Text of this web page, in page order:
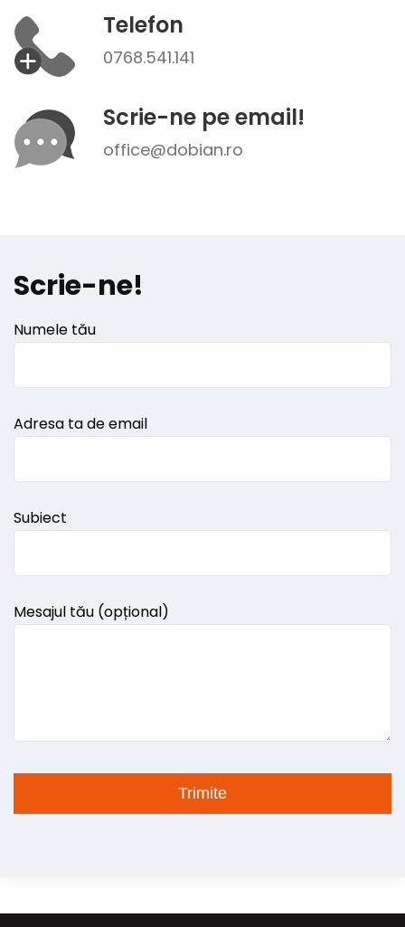
Telefon
0768.541.141
Scrie-ne pe email!
office@dobian.ro
Scrie-ne!
Numele tău
Adresa ta de email
Subiect
Mesajul tău (opțional)